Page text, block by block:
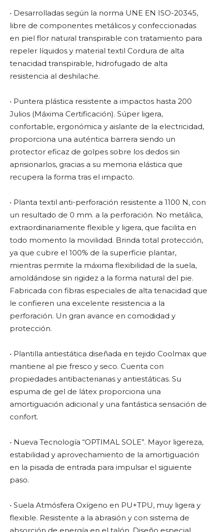
• Desarrolladas según la norma UNE EN ISO-20345,
libre de componentes metálicos y confeccionadas
en piel flor natural transpirable con tratamiento para
repeler líquidos y material textil Cordura de alta
tenacidad transpirable, hidrofugado de alta
resistencia al deshilache.
• Puntera plástica resistente a impactos hasta 200
Julios (Máxima Certificación). Súper ligera,
confortable, ergonómica y aislante de la electricidad,
proporciona una auténtica barrera siendo un
protector eficaz de golpes sobre los dedos sin
aprisionarlos, gracias a su memoria elástica que
recupera la forma tras el impacto.
• Planta textil anti-perforación resistente a 1100 N, con
un resultado de 0 mm. a la perforación. No metálica,
extraordinariamente flexible y ligera, que facilita en
todo momento la movilidad. Brinda total protección,
ya que cubre el 100% de la superficie plantar,
mientras permite la máxima flexibilidad de la suela,
amoldándose sin rigidez a la forma natural del pie.
Fabricada con fibras especiales de alta tenacidad que
le confieren una excelente resistencia a la
perforación. Un gran avance en comodidad y
protección.
• Plantilla antiestática diseñada en tejido Coolmax que
mantiene al pie fresco y seco. Cuenta con
propiedades antibacterianas y antiestáticas. Su
espuma de gel de látex proporciona una
amortiguación adicional y una fantástica sensación de
confort.
• Nueva Tecnología “OPTIMAL SOLE”. Mayor ligereza,
estabilidad y aprovechamiento de la amortiguación
en la pisada de entrada para impulsar el siguiente
paso.
• Suela Atmósfera Oxígeno en PU+TPU, muy ligera y
flexible. Resistente a la abrasión y con sistema de